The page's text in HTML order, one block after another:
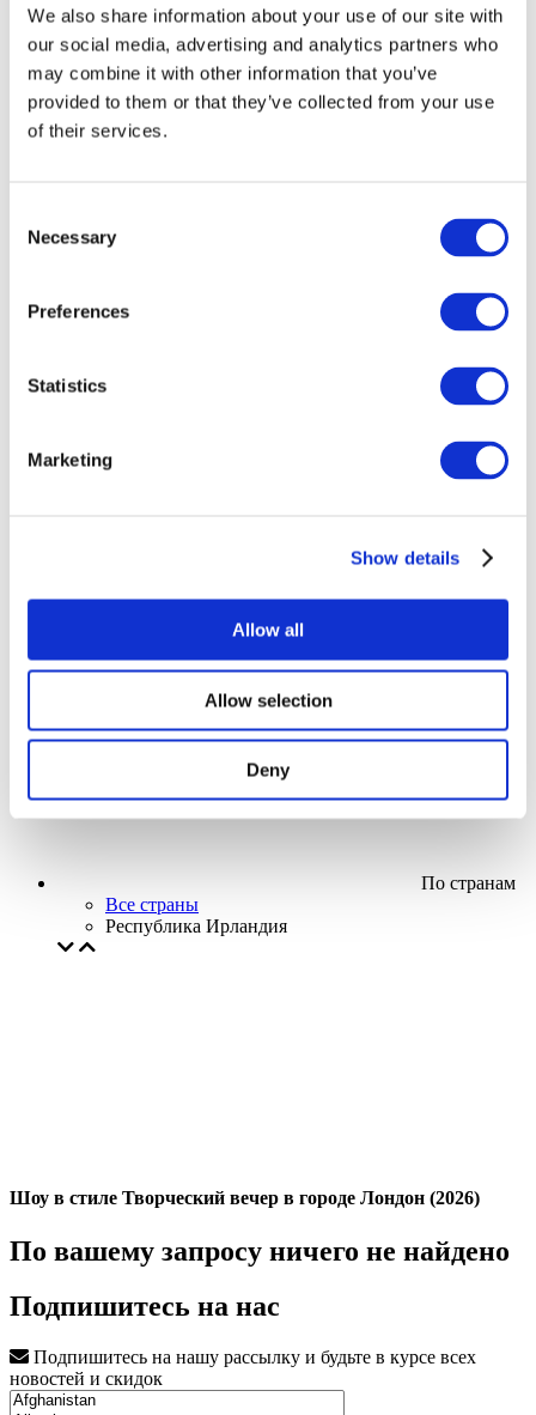
We also share information about your use of our site with
our social media, advertising and analytics partners who
may combine it with other information that you’ve
provided to them or that they’ve collected from your use
of their services.
Selection
Necessary
Preferences
Statistics
Marketing
Show details
Allow all
Allow selection
Deny
Творческий вечер
Наше спецпредложение
Применить
По странам
Все страны
Республика Ирландия
Шоу в стиле Творческий вечер в городе Лондон (2026)
По вашему запросу ничего не найдено
Подпишитесь на нас
Подпишитесь на нашу рассылку и будьте в курсе всех
новостей и скидок